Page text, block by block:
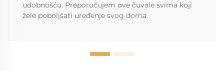
udobnošću. Preporučujem ove čuvale svima koji
žele poboljšati uređenje svog doma.